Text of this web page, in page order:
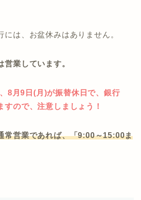
には、お盆休みはありません。
営業しています。
8月9日(月)が振替休日で、銀行
すので、注意しましょう！
常営業であれば、「9:00～15:00ま